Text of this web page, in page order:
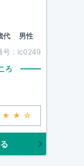
男性
： ic0249
ろ